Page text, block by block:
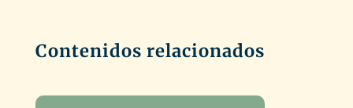
Contenidos relacionados